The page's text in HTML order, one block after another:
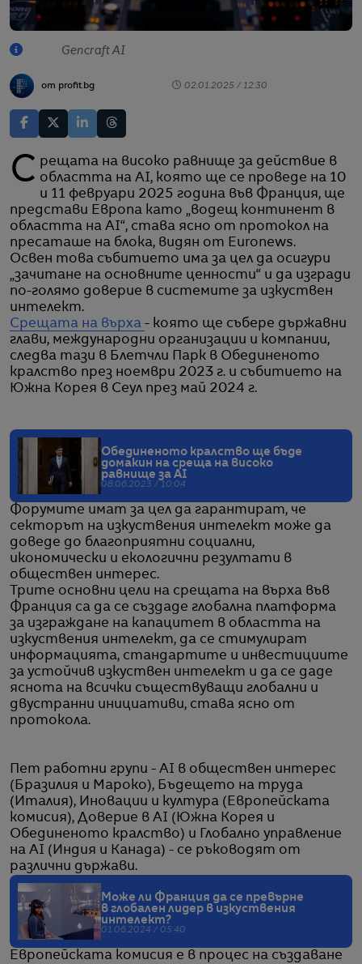
Gencraft AI
от profit.bg 02.01.2025 / 12:30
Срещата на високо равнище за действие в областта на AI, която ще се проведе на 10
и 11 февруари 2025 година във Франция, ще
представи Европа като „водещ континент в
областта на AI“, става ясно от протокол на
пресаташе на блока, видян от Euronews.
Освен това събитието има за цел да осигури
„зачитане на основните ценности“ и да изгради
по-голямо доверие в системите за изкуствен
интелект.
Срещата на върха - която ще събере държавни
глави, международни организации и компании,
следва тази в Блетчли Парк в Обединеното
кралство през ноември 2023 г. и събитието на
Южна Корея в Сеул през май 2024 г.
Обединеното кралство ще бъде
домакин на среща на високо
равнище за AI
08.06.2023 / 10:04
Форумите имат за цел да гарантират, че
секторът на изкуствения интелект може да
доведе до благоприятни социални,
икономически и екологични резултати в
обществен интерес.
Трите основни цели на срещата на върха във
Франция са да се създаде глобална платформа
за изграждане на капацитет в областта на
изкуствения интелект, да се стимулират
информацията, стандартите и инвестициите
за устойчив изкуствен интелект и да се даде
яснота на всички съществуващи глобални и
двустранни инициативи, става ясно от
протокола.
Пет работни групи - AI в обществен интерес
(Бразилия и Мароко), Бъдещето на труда
(Италия), Иновации и култура (Европейската
комисия), Доверие в AI (Южна Корея и
Обединеното кралство) и Глобално управление
на AI (Индия и Канада) - се ръководят от
различни държави.
Може ли Франция да се превърне
в глобален лидер в изкуствения
интелект?
01.06.2024 / 05:40
Европейската комисия е в процес на създаване